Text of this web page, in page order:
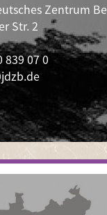
Zentrum
Str. 2
839 07 0